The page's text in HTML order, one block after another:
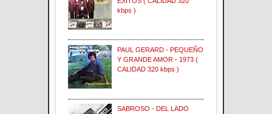
kbps )
PAUL GERARD - PEQUEÑO
Y GRANDE AMOR - 1973 (
CALIDAD 320 kbps )
SABROSO - DEL LADO